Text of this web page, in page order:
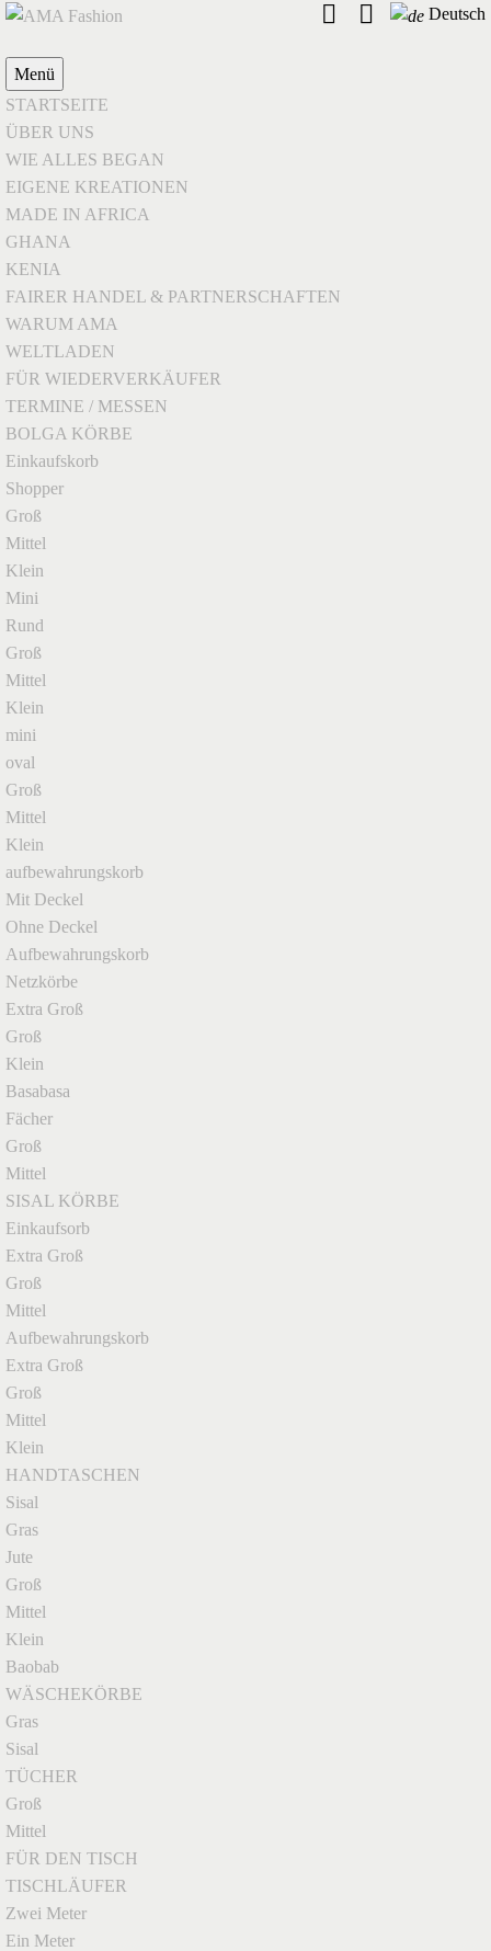
Deutsch
Menü
STARTSEITE
ÜBER UNS
WIE ALLES BEGAN
EIGENE KREATIONEN
MADE IN AFRICA
GHANA
KENIA
FAIRER HANDEL & PARTNERSCHAFTEN
WARUM AMA
WELTLADEN
FÜR WIEDERVERKÄUFER
TERMINE / MESSEN
BOLGA KÖRBE
Einkaufskorb
Shopper
Groß
Mittel
Klein
Mini
Rund
Groß
Mittel
Klein
mini
oval
Groß
Mittel
Klein
aufbewahrungskorb
Mit Deckel
Ohne Deckel
Aufbewahrungskorb
Netzkörbe
Extra Groß
Groß
Klein
Basabasa
Fächer
Groß
Mittel
SISAL KÖRBE
Einkaufsorb
Extra Groß
Groß
Mittel
Aufbewahrungskorb
Extra Groß
Groß
Mittel
Klein
HANDTASCHEN
Sisal
Gras
Jute
Groß
Mittel
Klein
Baobab
WÄSCHEKÖRBE
Gras
Sisal
TÜCHER
Groß
Mittel
FÜR DEN TISCH
TISCHLÄUFER
Zwei Meter
Ein Meter